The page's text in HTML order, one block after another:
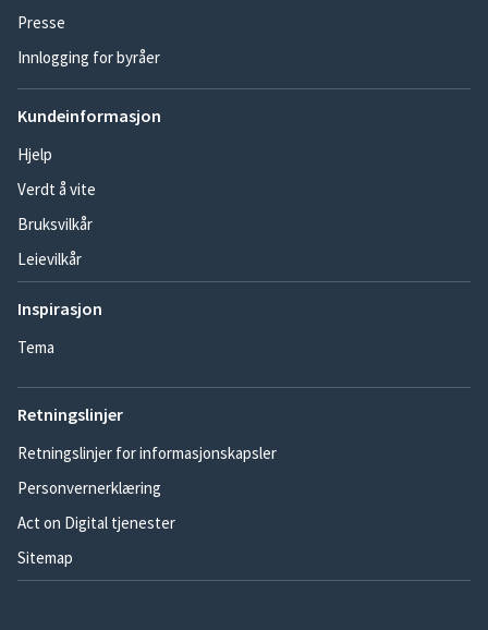
Presse
Innlogging for byråer
Kundeinformasjon
Hjelp
Verdt å vite
Bruksvilkår
Leievilkår
Inspirasjon
Tema
Retningslinjer
Retningslinjer for informasjonskapsler
Personvernerklæring
Act on Digital tjenester
Sitemap